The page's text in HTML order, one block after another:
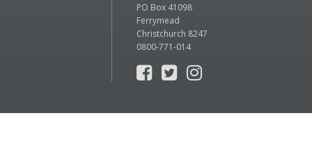
PO Box 41098
Ferrymead
Christchurch 8247
0800-771-014